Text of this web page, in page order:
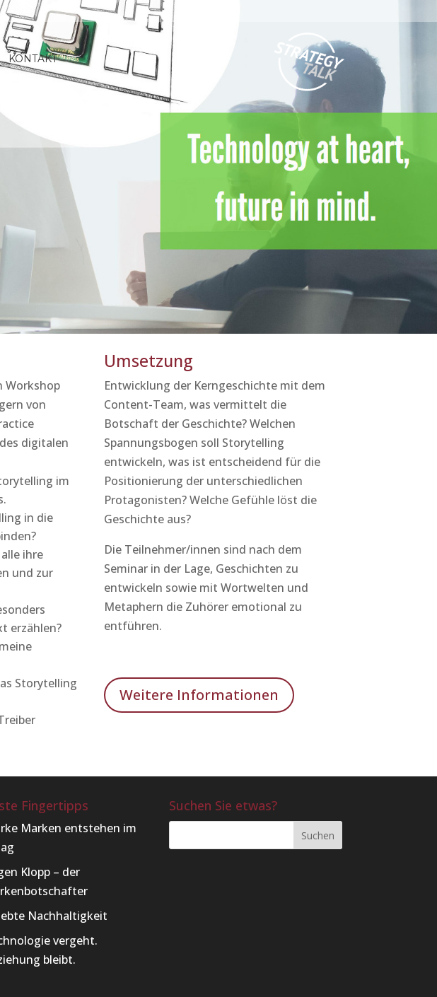
KONTAKT
Workshop
von
digitalen
im
in die
ihre
und zur
erzählen?
Storytelling
Umsetzung
Entwicklung der Kerngeschichte mit dem
Content-Team, was vermittelt die
Botschaft der Geschichte? Welchen
Spannungsbogen soll Storytelling
entwickeln, was ist entscheidend für die
Positionierung der unterschiedlichen
Protagonisten? Welche Gefühle löst die
Geschichte aus?
Die Teilnehmer/innen sind nach dem
Seminar in der Lage, Geschichten zu
entwickeln sowie mit Wortwelten und
Metaphern die Zuhörer emotional zu
entführen.
Weitere Informationen
Fingertipps
Marken entstehen im
Klopp – der
Nachhaltigkeit
vergeht.
bleibt.
Suchen Sie etwas?